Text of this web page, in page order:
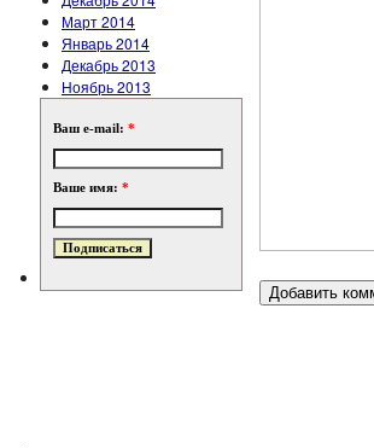
Март 2014
Январь 2014
Декабрь 2013
Ноябрь 2013
Ваш e-mail: *
Ваше имя: *